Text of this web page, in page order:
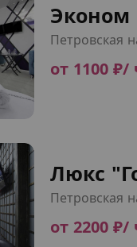
Эконом
Петровская
от 1100 ₽/
Люкс
Петровская
от 2200 ₽/